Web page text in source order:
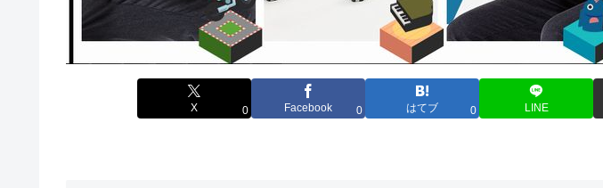
X 0 Facebook 0 はてブ 0 LINE